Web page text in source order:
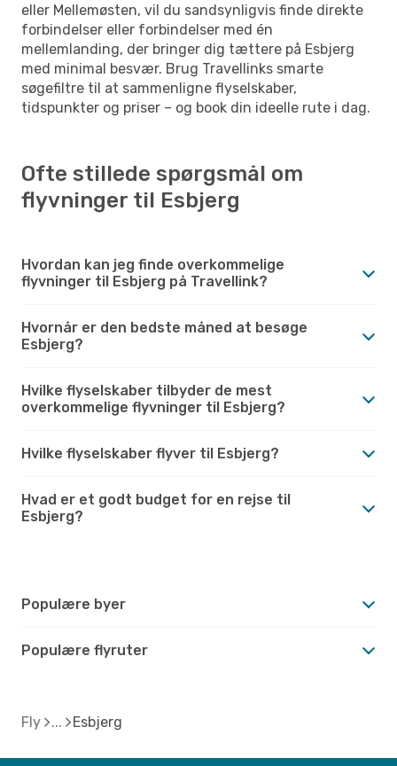
eller Mellemøsten, vil du sandsynligvis finde direkte
forbindelser eller forbindelser med én
mellemlanding, der bringer dig tættere på Esbjerg
med minimal besvær. Brug Travellinks smarte
søgefiltre til at sammenligne flyselskaber,
tidspunkter og priser – og book din ideelle rute i dag.
Ofte stillede spørgsmål om
flyvninger til Esbjerg
Hvordan kan jeg finde overkommelige
flyvninger til Esbjerg på Travellink?
Hvornår er den bedste måned at besøge
Esbjerg?
Hvilke flyselskaber tilbyder de mest
overkommelige flyvninger til Esbjerg?
Hvilke flyselskaber flyver til Esbjerg?
Hvad er et godt budget for en rejse til
Esbjerg?
Populære byer
Populære flyruter
Fly Esbjerg